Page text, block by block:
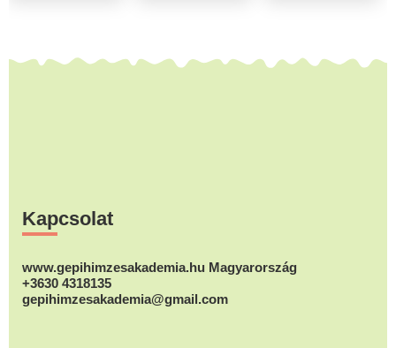
Kapcsolat
www.gepihimzesakademia.hu Magyarország
+3630 4318135
gepihimzesakademia@gmail.com